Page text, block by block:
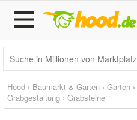
Hood › Baumarkt & Garten › Garten ›
Grabgestaltung › Grabsteine